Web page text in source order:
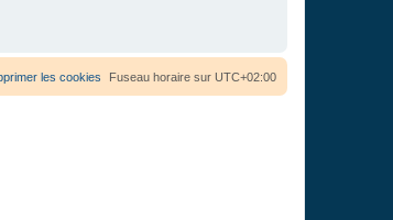
Fuseau horaire sur UTC+02:00
les cookies